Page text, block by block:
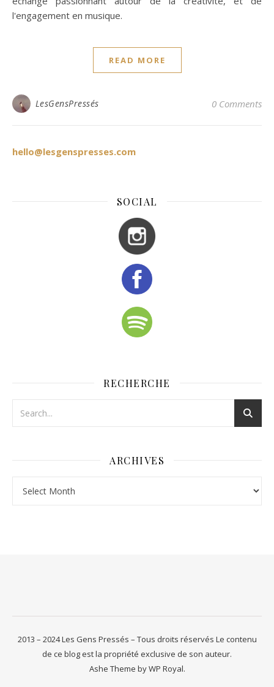
l'engagement en musique.
READ MORE
LesGensPressés 0 Comments
hello@lesgenspresses.com
SOCIAL
RECHERCHE
ARCHIVES
2013 – 2024 Les Gens Pressés – Tous droits réservés Le contenu
de ce blog est la propriété exclusive de son auteur.
Ashe Theme byWP Royal.